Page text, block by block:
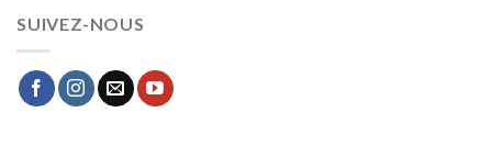
SUIVEZ-NOUS